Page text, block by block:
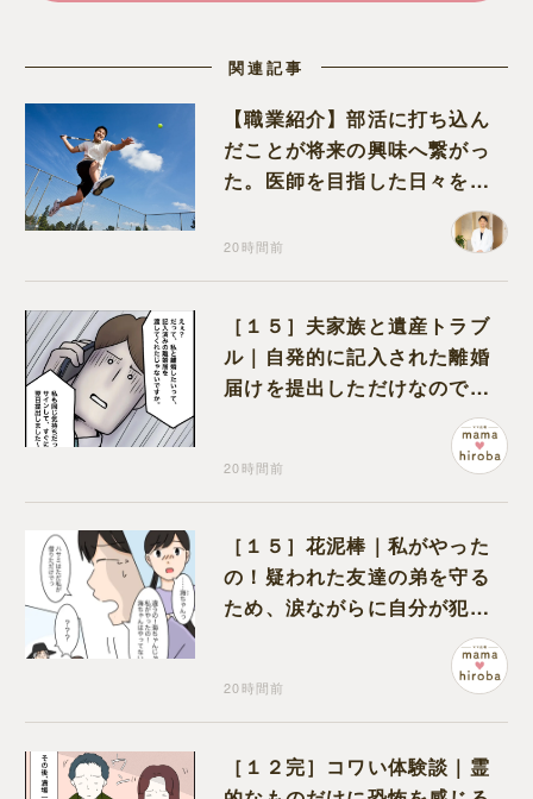
関連記事
【職業紹介】部活に打ち込ん
だことが将来の興味へ繋がっ
た。医師を目指した日々を振
20時間前
［１５］夫家族と遺産トラブ
ル｜自発的に記入された離婚
届けを提出しただけなので、
20時間前
［１５］花泥棒｜私がやった
の！疑われた友達の弟を守る
ため、涙ながらに自分が犯人
20時間前
［１２完］コワい体験談｜霊